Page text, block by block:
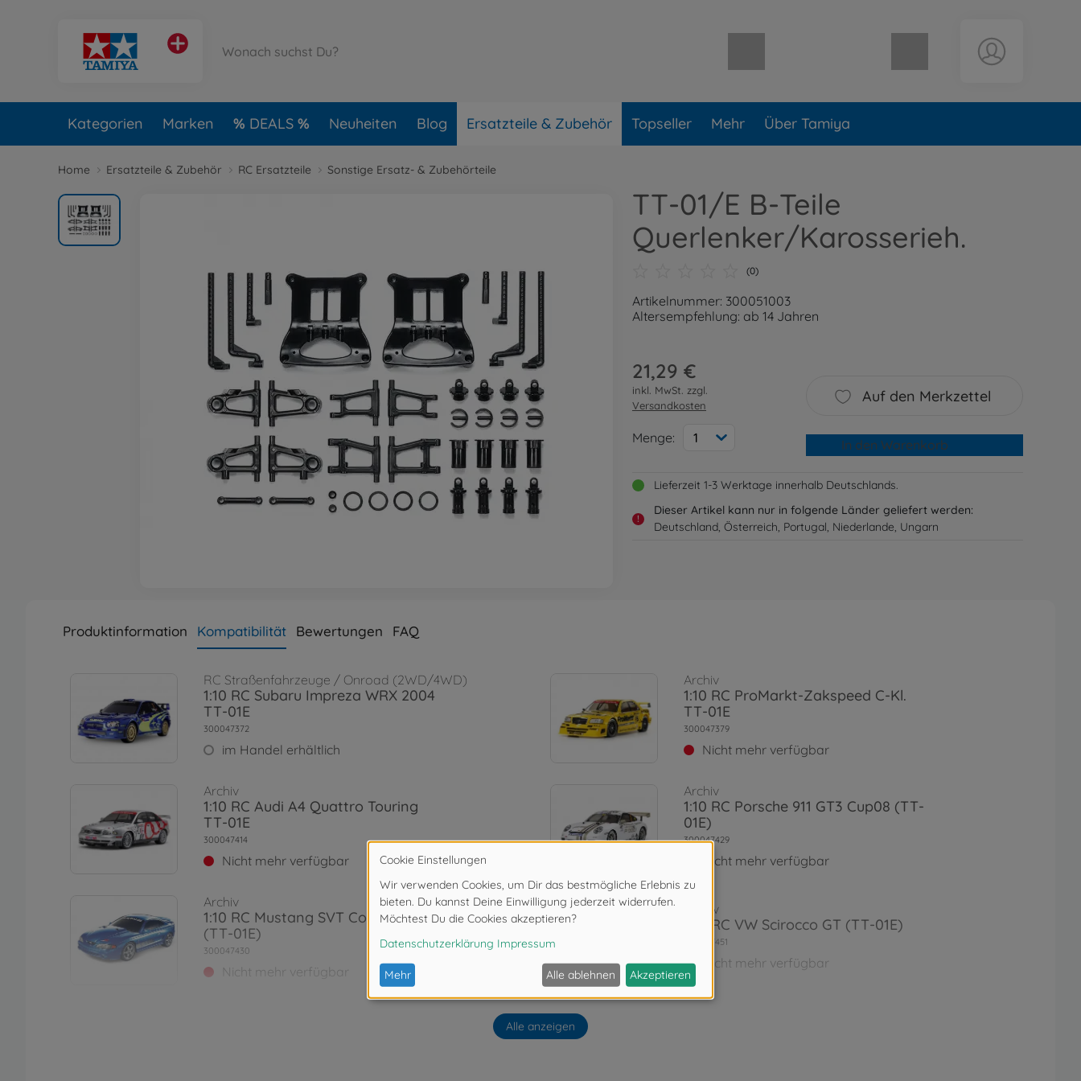
Warenkorb leer
Kategorien Marken DEALS Neuheiten Blog Ersatzteile & Zubehör Topseller Mehr Über Tamiya
Home Ersatzteile & Zubehör RC Ersatzteile Sonstige Ersatz- & Zubehörteile
TT-01/E B-Teile
Querlenker/Karosserieh.
(0)
Artikelnummer: 300051003
Altersempfehlung: ab 14 Jahren
21,29 €
inkl. MwSt. zzgl.
Versandkosten
Menge: 1
Auf den Merkzettel
In den Warenkorb
Lieferzeit 1-3 Werktage innerhalb Deutschlands.
!
Dieser Artikel kann nur in folgende Länder geliefert werden:
Deutschland, Österreich, Portugal, Niederlande, Ungarn
Produktinformation Kompatibilität Bewertungen FAQ
RC Straßenfahrzeuge / Onroad (2WD/4WD)
1:10 RC Subaru Impreza WRX 2004
TT-01E
300047372
im Handel erhältlich
Archiv
1:10 RC ProMarkt-Zakspeed C-Kl.
TT-01E
300047379
Nicht mehr verfügbar
Archiv
1:10 RC Audi A4 Quattro Touring
TT-01E
300047414
Nicht mehr verfügbar
Archiv
1:10 RC Porsche 911 GT3 Cup08 (TT-
01E)
300047429
Nicht mehr verfügbar
Archiv
1:10 RC Mustang SVT Cobra R '95
(TT-01E)
300047430
Nicht mehr verfügbar
Archiv
1:10 RC VW Scirocco GT (TT-01E)
300047451
Nicht mehr verfügbar
Alle anzeigen